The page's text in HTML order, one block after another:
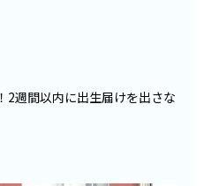
2週間以内に出生届けを出さな